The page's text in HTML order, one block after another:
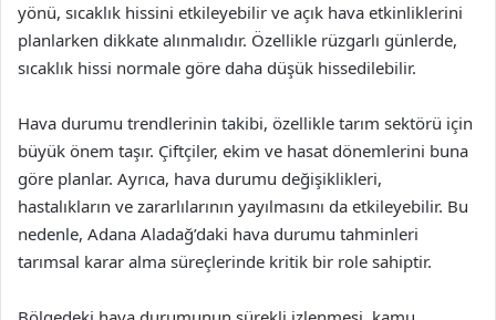
yönü, sıcaklık hissini etkileyebilir ve açık hava etkinliklerini
planlarken dikkate alınmalıdır. Özellikle rüzgarlı günlerde,
sıcaklık hissi normale göre daha düşük hissedilebilir.
Hava durumu trendlerinin takibi, özellikle tarım sektörü için
büyük önem taşır. Çiftçiler, ekim ve hasat dönemlerini buna
göre planlar. Ayrıca, hava durumu değişiklikleri,
hastalıkların ve zararlılarının yayılmasını da etkileyebilir. Bu
nedenle, Adana Aladağ’daki hava durumu tahminleri
tarımsal karar alma süreçlerinde kritik bir role sahiptir.